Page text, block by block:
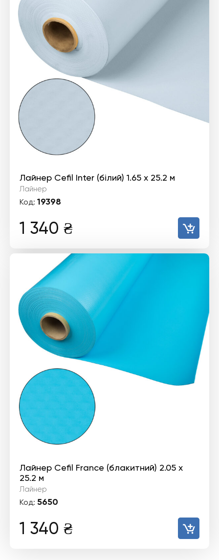
Лайнер Cefil Inter (білий) 1.65 х 25.2 м
Лайнер
Код: 19398
1 340 ₴
Лайнер Cefil France (блакитний) 2.05 х
25.2 м
Лайнер
Код: 5650
1 340 ₴